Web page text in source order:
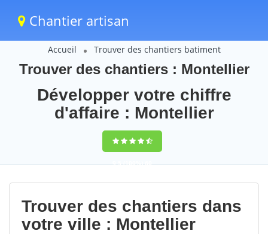
Chantier artisan
Accueil Trouver des chantiers batiment
Trouver des chantiers : Montellier
Développer votre chiffre
d'affaire : Montellier
9,5(100%)60
votes
Trouver des chantiers dans
votre ville : Montellier